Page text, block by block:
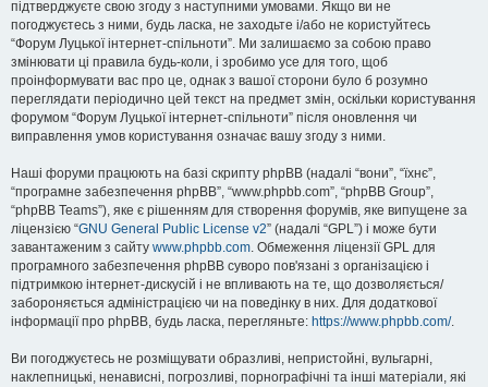
підтверджуєте свою згоду з наступними умовами. Якщо ви не
погоджуєтесь з ними, будь ласка, не заходьте і/або не користуйтесь
“Форум Луцької інтернет-спільноти”. Ми залишаємо за собою право
змінювати ці правила будь-коли, і зробимо усе для того, щоб
проінформувати вас про це, однак з вашої сторони було б розумно
переглядати періодично цей текст на предмет змін, оскільки користування
форумом “Форум Луцької інтернет-спільноти” після оновлення чи
виправлення умов користування означає вашу згоду з ними.
Наші форуми працюють на базі скрипту phpBB (надалі “вони”, “їхнє”,
“програмне забезпечення phpBB”, “www.phpbb.com”, “phpBB Group”,
“phpBB Teams”), яке є рішенням для створення форумів, яке випущене за
ліцензією “GNU General Public License v2” (надалі “GPL”) і може бути
завантаженим з сайту www.phpbb.com. Обмеження ліцензії GPL для
програмного забезпечення phpBB суворо пов'язані з організацією і
підтримкою інтернет-дискусій і не впливають на те, що дозволяється/
забороняється адміністрацією чи на поведінку в них. Для додаткової
інформації про phpBB, будь ласка, перегляньте: https://www.phpbb.com/.
Ви погоджуєтесь не розміщувати образливі, непристойні, вульгарні,
наклепницькі, ненависні, погрозливі, порнографічні та інші матеріали, які